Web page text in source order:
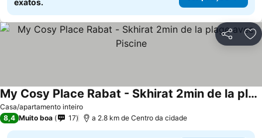
exatos.
Partilhar
Casa/apartamento inteiro
My Cosy Place Rabat - Skhirat 2min de la plage avec Piscine
Ver preços
8,4 Muito boa 17 a 2.8 km de Centro da cidade